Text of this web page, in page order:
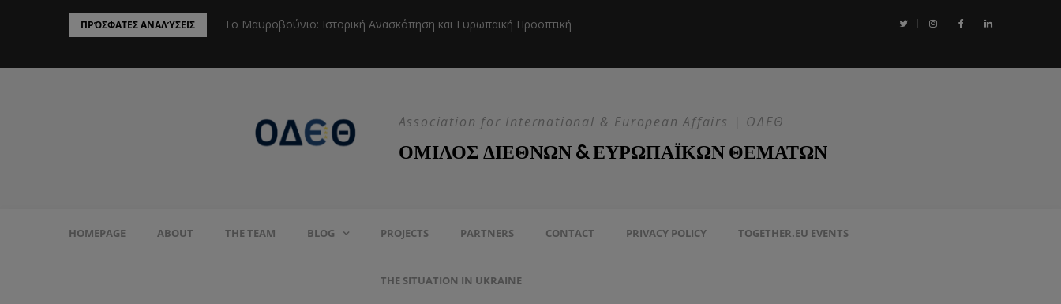
ΠΡΌΣΦΑΤΕΣ ΑΝΑΛΎΣΕΙΣ
Προστασία του Πληθυσμού από το Το Μαυροβούνιο: Ιστορική Ανασκόπηση και Ευρωπαϊκή Προοπτική Η EEAS και η Επιχείρηση ASPIDES: Η ΕΕ στην ασφάλεια της Ερυθράς
Association for International & European Affairs | ΟΔΕΘ
ΟΜΙΛΟΣ ΔΙΕΘΝΩΝ & ΕΥΡΩΠΑΪΚΩΝ ΘΕΜΑΤΩΝ
HOMEPAGE ABOUT THE TEAM BLOG PROJECTS PARTNERS CONTACT PRIVACY POLICY TOGETHER.EU EVENTS
THE SITUATION IN UKRAINE